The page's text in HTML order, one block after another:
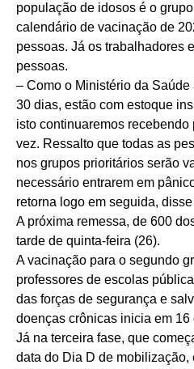
população de idosos é o
calendário de vacinação de
pessoas. Já os trabalhadores
pessoas.
– Como o Ministério da
30 dias, estão com estoque
isto continuaremos
vez. Ressalto que todas as
nos grupos prioritários serão
necessário entrarem em
retorna logo em seguida,
A próxima remessa, de 600
tarde de quinta-feira (26).
A vacinação para o segundo
professores de escolas
das forças de segurança e
doenças crônicas inicia em 16
Já na terceira fase, que
data do Dia D de